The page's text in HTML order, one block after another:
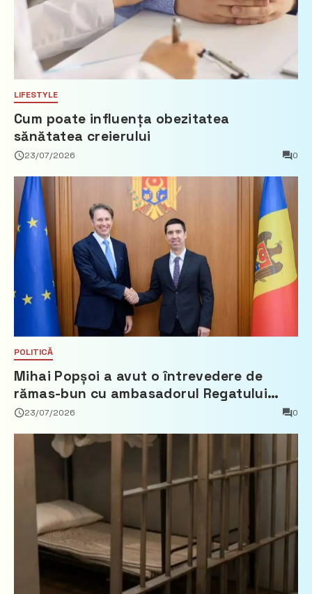
LIFESTYLE
Cum poate influența obezitatea
sănătatea creierului
23/07/2026 0
POLITICĂ
Mihai Popșoi a avut o întrevedere de
rămas-bun cu ambasadorul Regatului
Țărilor de Jos, Fred Duijn
23/07/2026 0